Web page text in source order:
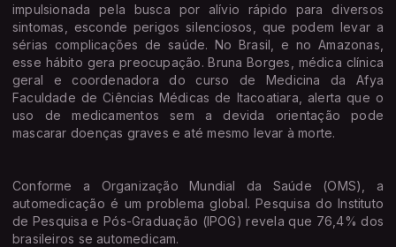
impulsionada pela busca por alívio rápido para diversos
sintomas, esconde perigos silenciosos, que podem levar a
sérias complicações de saúde. No Brasil, e no Amazonas,
esse hábito gera preocupação. Bruna Borges, médica clínica
geral e coordenadora do curso de Medicina da Afya
Faculdade de Ciências Médicas de Itacoatiara, alerta que o
uso de medicamentos sem a devida orientação pode
mascarar doenças graves e até mesmo levar à morte.
Conforme a Organização Mundial da Saúde (OMS), a
automedicação é um problema global. Pesquisa do Instituto
de Pesquisa e Pós-Graduação (IPOG) revela que 76,4% dos
brasileiros se automedicam.